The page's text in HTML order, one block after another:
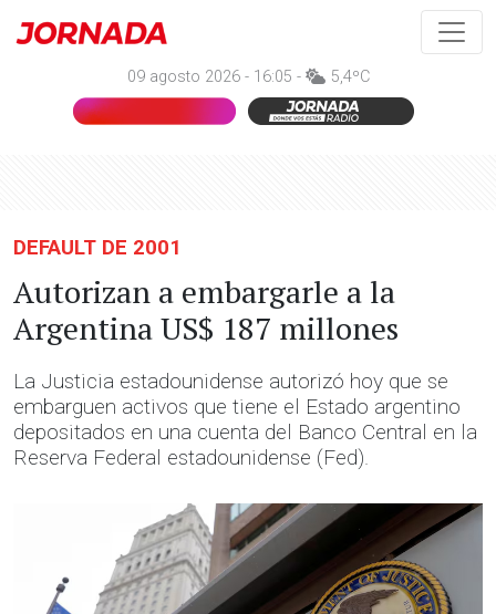
09 agosto 2026 - 16:05 - 5,4ºC
DEFAULT DE 2001
Autorizan a embargarle a la
Argentina US$ 187 millones
La Justicia estadounidense autorizó hoy que se
embarguen activos que tiene el Estado argentino
depositados en una cuenta del Banco Central en la
Reserva Federal estadounidense (Fed).